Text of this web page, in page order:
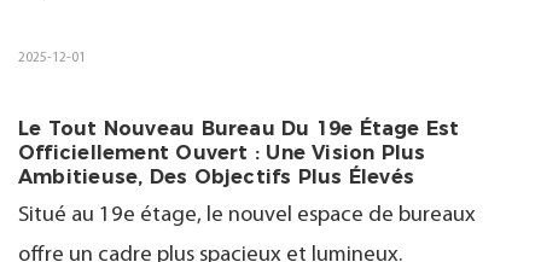
2025-12-01
Le Tout Nouveau Bureau Du 19e Étage Est
Officiellement Ouvert : Une Vision Plus
Ambitieuse, Des Objectifs Plus Élevés
Situé au 19e étage, le nouvel espace de bureaux
offre un cadre plus spacieux et lumineux.